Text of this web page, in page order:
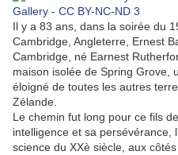
Il y a 83 ans, dans la soirée du
Cambridge, Angleterre, Ernest
Cambridge, né Earnest
maison isolée de Spring Grove,
éloigné de toutes les autres
Zélande.
Le chemin fut long pour ce fils
intelligence et sa persévérance,
science du XXè siècle, aux